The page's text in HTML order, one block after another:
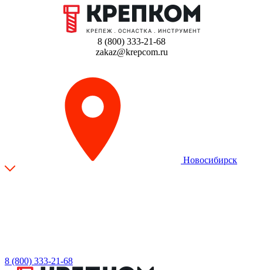
8 (800) 333-21-68
zakaz@krepcom.ru
Новосибирск
8 (800) 333-21-68